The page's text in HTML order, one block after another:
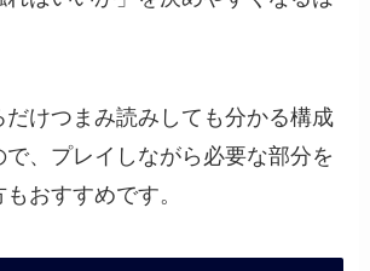
だけつまみ読みしても分かる構成
、プレイしながら必要な部分を
おすすめです。